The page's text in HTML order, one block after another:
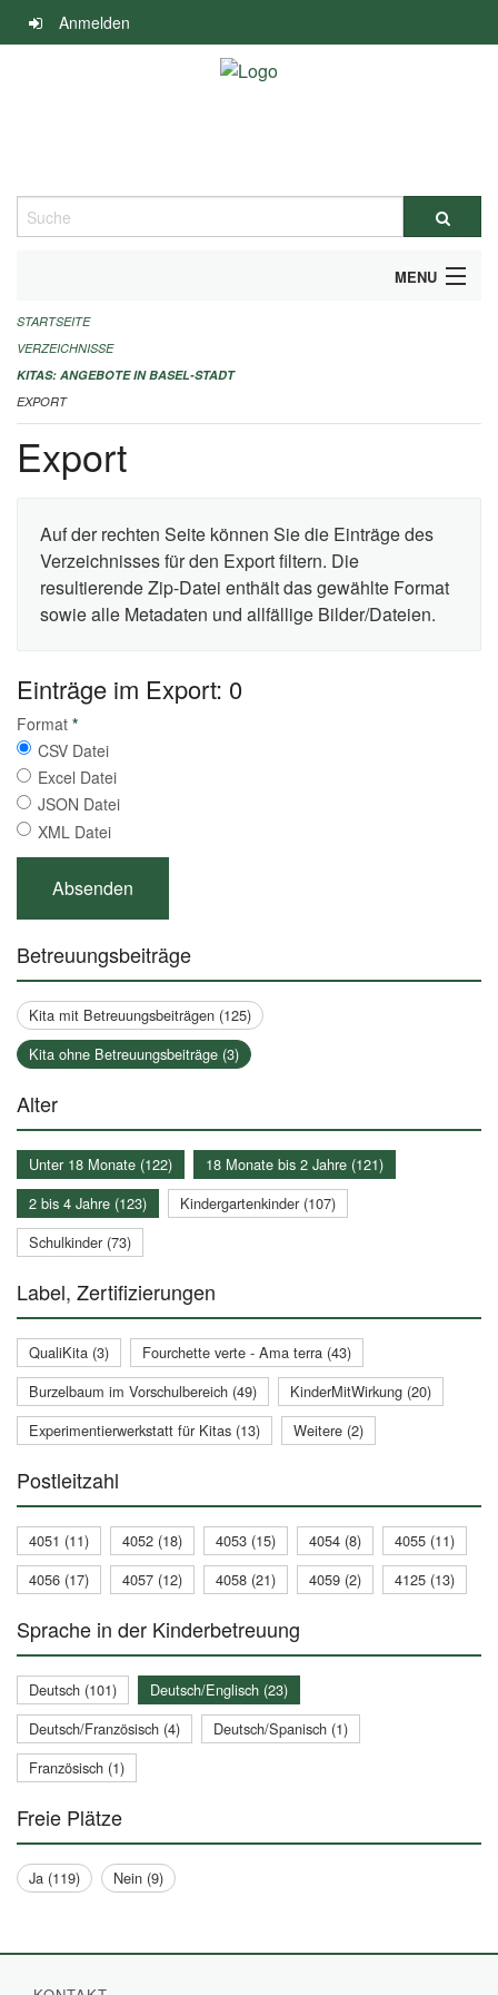
Navigation
überspringen
Anmelden
Suche
MENU
ALLGEMEINE INFORMATIONEN
IMPRESSUM
STARTSEITE
VERZEICHNISSE
KITAS: ANGEBOTE IN BASEL-STADT
EXPORT
Export
Auf der rechten Seite können Sie die Einträge des
Verzeichnisses für den Export filtern. Die
resultierende Zip-Datei enthält das gewählte Format
sowie alle Metadaten und allfällige Bilder/Dateien.
Einträge im Export: 0
Format *
CSV Datei
Excel Datei
JSON Datei
XML Datei
Betreuungsbeiträge
Kita mit Betreuungsbeiträgen (125)
Kita ohne Betreuungsbeiträge (3)
Alter
Unter 18 Monate (122)
18 Monate bis 2 Jahre (121)
2 bis 4 Jahre (123)
Kindergartenkinder (107)
Schulkinder (73)
Label, Zertifizierungen
QualiKita (3)
Fourchette verte - Ama terra (43)
Burzelbaum im Vorschulbereich (49)
KinderMitWirkung (20)
Experimentierwerkstatt für Kitas (13)
Weitere (2)
Postleitzahl
4051 (11) 4052 (18) 4053 (15) 4054 (8)
4055 (11)
4056 (17)
4057 (12) 4058 (21) 4059 (2) 4125 (13)
Sprache in der Kinderbetreuung
Deutsch (101)
Deutsch/Englisch (23)
Deutsch/Französisch (4)
Deutsch/Spanisch (1)
Französisch (1)
Freie Plätze
Ja (119) Nein (9)